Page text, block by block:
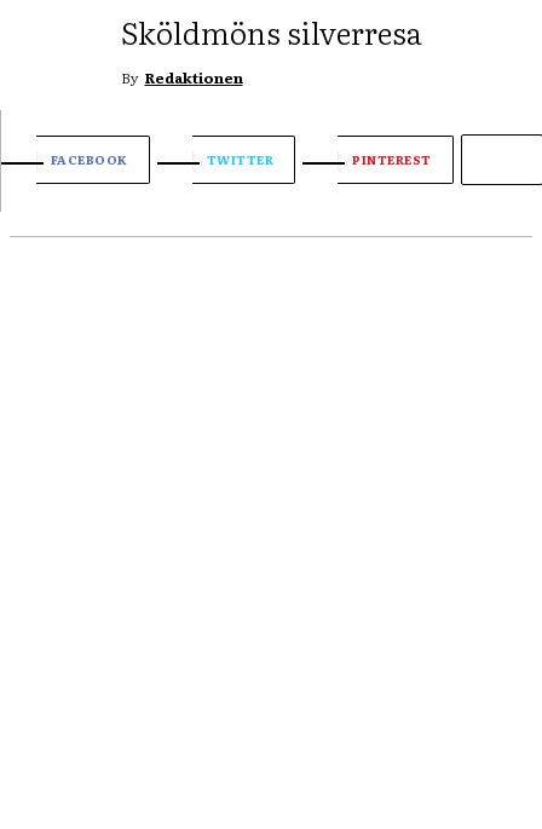
Sköldmöns silverresa
By Redaktionen
FACEBOOK TWITTER PINTEREST